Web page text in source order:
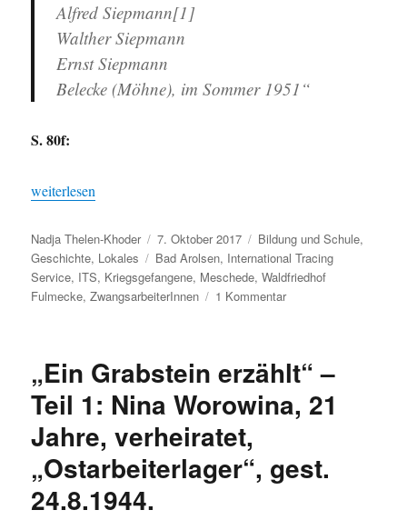
Alfred Siepmann[1]
Walther Siepmann
Ernst Siepmann
Belecke (Möhne), im Sommer 1951“
S. 80f:
„„Ein Grabstein erzählt“ – Teil 2: … nur ein kleiner Anfang für
weiterlesen
Autor
Nadja Thelen-Khoder
Veröffentlicht
am
7. Oktober 2017 Kategorien
Bildung und Schule,
Geschichte, Lokales Schlagwörter
Bad Arolsen, International Tracing
Service, ITS, Kriegsgefangene, Meschede,Waldfriedhof
Fulmecke,ZwangsarbeiterInnen 1 Kommentarzu
2:
ein
„Ein Grabstein erzählt“ –
Teil 1: Nina Worowina, 21
Jahre, verheiratet,
„Ostarbeiterlager“, gest.
24.8.1944.